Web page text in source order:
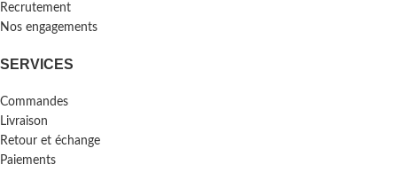
Recrutement
Nos engagements
SERVICES
Commandes
Livraison
Retour et échange
Paiements